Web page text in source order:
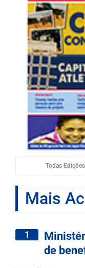
Todas Edições
Mais
1
de